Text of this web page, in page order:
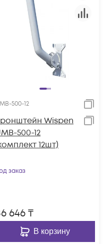
500-12
Wispen
500-12
12шт)
заказ
646₸
В корзину